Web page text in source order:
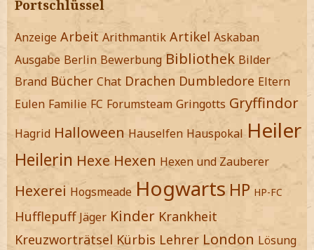
Portschlüssel
Anzeige Arbeit Arithmantik Artikel Askaban
Ausgabe Berlin Bewerbung Bibliothek Bilder
Brand Bücher Chat Drachen Dumbledore Eltern
Eulen Familie FC Forumsteam Gringotts Gryffindor
Hagrid Halloween Hauselfen Hauspokal Heiler
Heilerin Hexe Hexen Hexen und Zauberer
Hexerei Hogsmeade Hogwarts HP HP-FC
Hufflepuff Jäger Kinder Krankheit
Kreuzworträtsel Kürbis Lehrer London Lösung